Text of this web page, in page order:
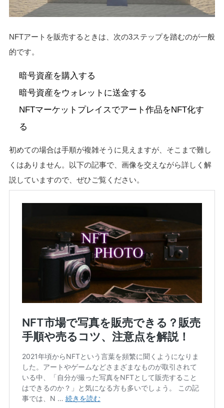
NFTアートを販売するときは、次の3ステップを踏むのが一般
的です。
暗号資産を購入する
暗号資産をウォレットに送金する
NFTマーケットプレイスでアート作品をNFT化す
る
初めての場合は手順が複雑そうに見えますが、そこまで難し
くはありません。以下の記事で、画像を交えながら詳しく解
説していますので、ぜひご覧ください。